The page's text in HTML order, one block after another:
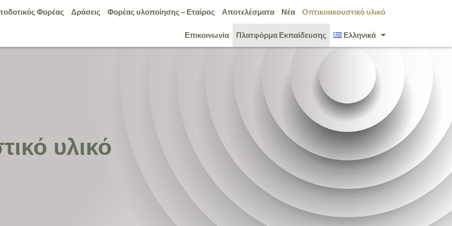
Φορέας Δράσεις Φορέας υλοποίησης – Εταίρος Αποτελέσματα Νέα Οπτικοακουστικό υλικό
Επικοινωνία Πλατφόρμα Εκπαίδευσης Ελληνικά
υλικό